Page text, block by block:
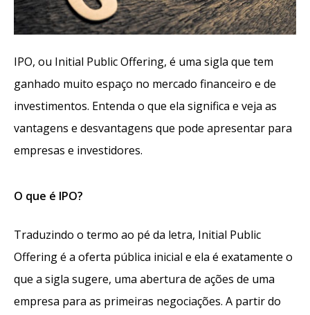
IPO, ou Initial Public Offering, é uma sigla que tem
ganhado muito espaço no mercado financeiro e de
investimentos. Entenda o que ela significa e veja as
vantagens e desvantagens que pode apresentar para
empresas e investidores.
O que é IPO?
Traduzindo o termo ao pé da letra, Initial Public
Offering é a oferta pública inicial e ela é exatamente o
que a sigla sugere, uma abertura de ações de uma
empresa para as primeiras negociações. A partir do